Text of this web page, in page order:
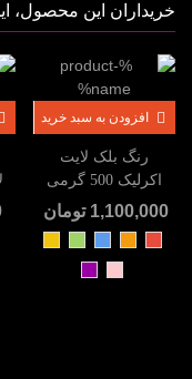
خریداران این محصول،
افزودن به سبد خرید
رنگ بلک لایت
اکرلیک 500 گرمی
1,100,000 تومان